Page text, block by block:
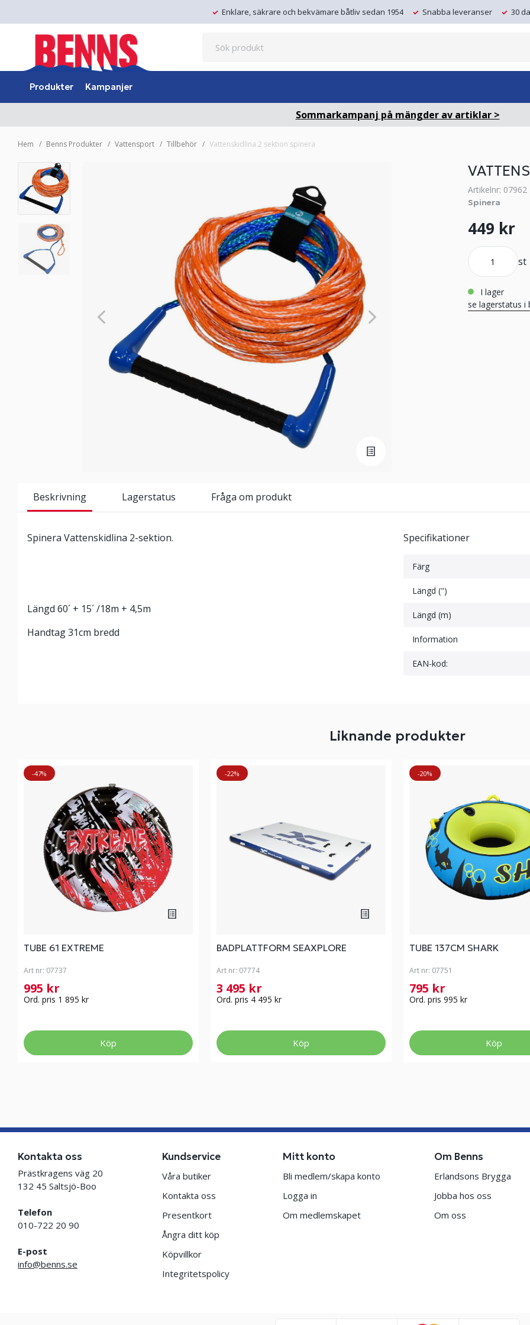
Enklare, säkrare och bekvämare båtliv sedan 1954 Snabba leveranser 30
Produkter Kampanjer
Sommarkampanj på mängder av artiklar >
Hem Benns Produkter Vattensport Tillbehör Vattenskidlina 2 sektion spinera
Artikelnr: 07962
Spinera
449 kr
st
i lager
se lagerstatus i
Beskrivning Lagerstatus Fråga om produkt
Spinera Vattenskidlina 2-sektion.
Längd 60´ + 15´ /18m + 4,5m
Handtag 31cm bredd
Specifikationer
Färg
Längd (")
Längd (m)
Information
EAN-kod:
Liknande produkter
-47%
TUBE 61 EXTREME
Art nr: 07737
995 kr
Ord. pris 1 895 kr
Köp
-22%
BADPLATTFORM SEAXPLORE
Art nr: 07774
3 495 kr
Ord. pris 4 495 kr
Köp
-20%
TUBE 137CM SHARK
Art nr: 07751
795 kr
Ord. pris 995 kr
Köp
Kontakta oss
Prästkragens väg 20
132 45 Saltsjö-Boo
Telefon
010-722 20 90
E-post
info@benns.se
Kundservice
Våra butiker
Kontakta oss
Presentkort
Ångra ditt köp
Köpvillkor
Integritetspolicy
Mitt konto
Bli medlem/skapa konto
Logga in
Om medlemskapet
Om Benns
Erlandsons Brygga
Jobba hos oss
Om oss